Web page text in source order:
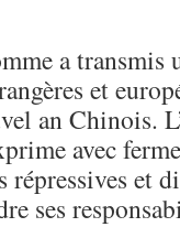
a transmis
et
an Chinois.
avec
et
ses